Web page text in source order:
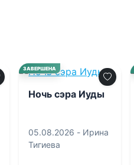
ЗАВЕРШЕНА
0.0
Ночь сэра Иуды
05.08.2026 - Ирина
Тигиева